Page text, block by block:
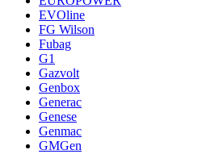
EVOline
FG Wilson
Fubag
G1
Gazvolt
Genbox
Generac
Genese
Genmac
GMGen